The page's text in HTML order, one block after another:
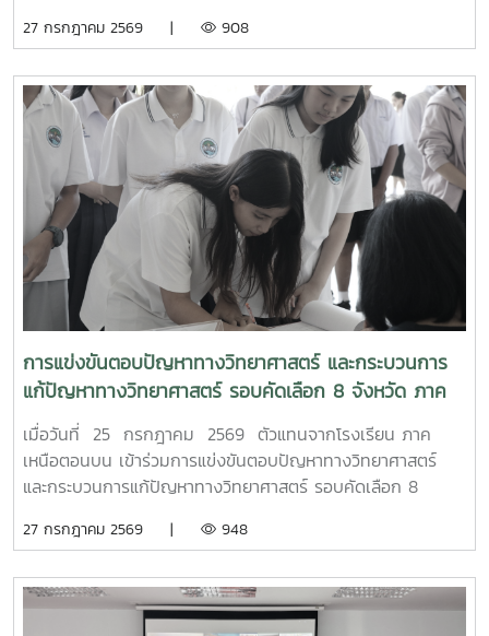
27 กรกฎาคม 2569 | 908
การแข่งขันตอบปัญหาทางวิทยาศาสตร์ และกระบวนการ
แก้ปัญหาทางวิทยาศาสตร์ รอบคัดเลือก 8 จังหวัด ภาค
เหนือตอนบน
เมื่อวันที่ 25 กรกฎาคม 2569 ตัวแทนจากโรงเรียน ภาค
เหนือตอนบน เข้าร่วมการแข่งขันตอบปัญหาทางวิทยาศาสตร์
และกระบวนการแก้ปัญหาทางวิทยาศาสตร์ รอบคัดเลือก 8
เทคโนโลยีแห่งชาติ และสัปดาห์วิทยาศาสตร์ แห่งชาติ ประจำปี
27 กรกฎาคม 2569 | 948